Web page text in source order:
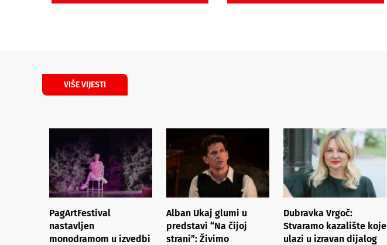
VIŠE VIJESTI
PagArtFestival
nastavljen
monodramom u izvedbi
Alban Ukaj glumi u
predstavi “Na čijoj
strani”: Živimo
Dubravka Vrgoč:
Stvaramo kazalište koje
ulazi u izravan dijalog